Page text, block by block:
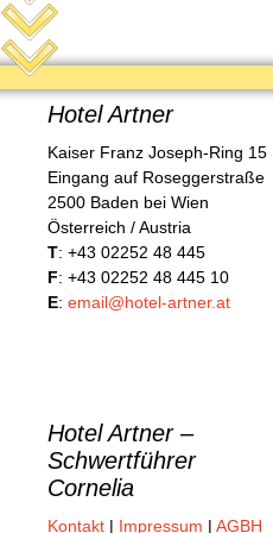
Hotel Artner
Kaiser Franz Joseph-Ring 15
Eingang auf Roseggerstraße
2500 Baden bei Wien
Österreich / Austria
T: +43 02252 48 445
F: +43 02252 48 445 10
E: email@hotel-artner.at
Hotel Artner –
Schwertführer
Cornelia
Kontakt | Impressum | AGBH